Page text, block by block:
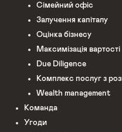
Сімейний офіс
Залучення капіталу
Оцінка бізнесу
Максимізація вартості
Due Diligence
Комплекс послуг з
Wealth management
Команда
Угоди